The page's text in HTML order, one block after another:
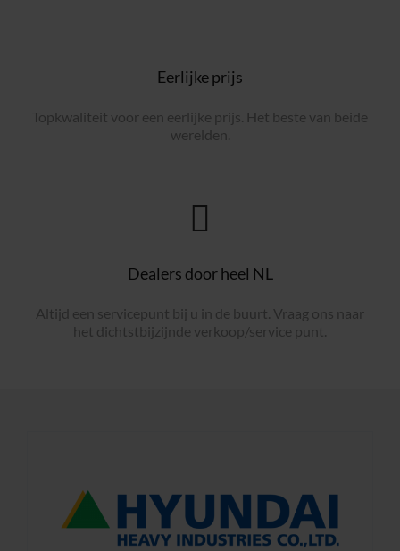
Eerlijke prijs
Topkwaliteit voor een eerlijke prijs. Het beste van beide
werelden.
Dealers door heel NL
Altijd een servicepunt bij u in de buurt. Vraag ons naar
het dichtstbijzijnde verkoop/service punt.